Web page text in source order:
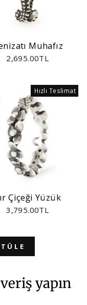
Muhafız
2,695.00TL
Hızlı Teslimat
Çiçeği Yüzük
3,795.00TL
yapın